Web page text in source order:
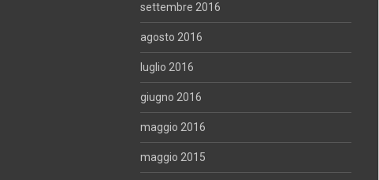
settembre 2016
agosto 2016
luglio 2016
giugno 2016
maggio 2016
maggio 2015